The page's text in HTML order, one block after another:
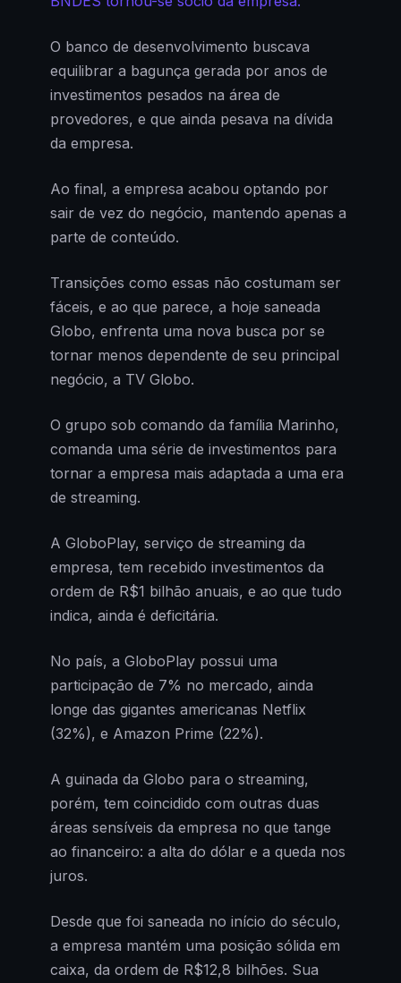
O banco de desenvolvimento buscava
equilibrar a bagunça gerada por anos de
investimentos pesados na área de
provedores, e que ainda pesava na dívida
da empresa.
Ao final, a empresa acabou optando por
sair de vez do negócio, mantendo apenas a
parte de conteúdo.
Transições como essas não costumam ser
fáceis, e ao que parece, a hoje saneada
Globo, enfrenta uma nova busca por se
tornar menos dependente de seu principal
negócio, a TV Globo.
O grupo sob comando da família Marinho,
comanda uma série de investimentos para
tornar a empresa mais adaptada a uma era
de streaming.
A GloboPlay, serviço de streaming da
empresa, tem recebido investimentos da
ordem de R$1 bilhão anuais, e ao que tudo
indica, ainda é deficitária.
No país, a GloboPlay possui uma
participação de 7% no mercado, ainda
longe das gigantes americanas Netflix
(32%), e Amazon Prime (22%).
A guinada da Globo para o streaming,
porém, tem coincidido com outras duas
áreas sensíveis da empresa no que tange
ao financeiro: a alta do dólar e a queda nos
juros.
Desde que foi saneada no início do século,
a empresa mantém uma posição sólida em
caixa, da ordem de R$12,8 bilhões. Sua